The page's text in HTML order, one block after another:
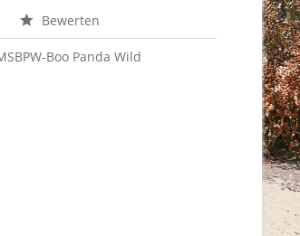
Bewerten
Boo Panda Wild